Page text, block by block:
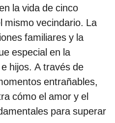
la vida de cinco
mismo vecindario. La
familiares y la
especial en la
hijos. A través de
entrañables,
cómo el amor y el
para superar